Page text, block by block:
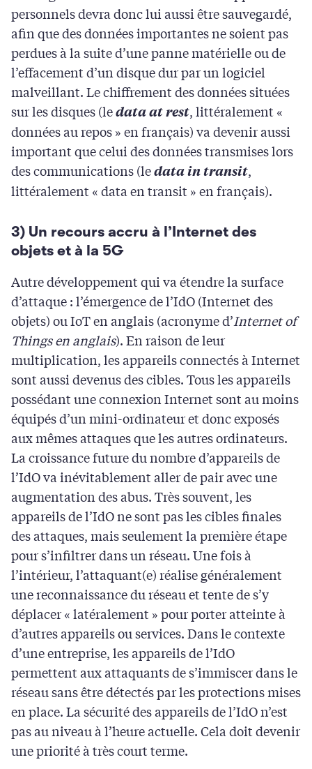
personnels devra donc lui aussi être sauvegardé,
afin que des données importantes ne soient pas
perdues à la suite d’une panne matérielle ou de
l’effacement d’un disque dur par un logiciel
malveillant. Le chiffrement des données situées
sur les disques (ledata at rest, littéralement «
données au repos » en français) va devenir aussi
important que celui des données transmises lors
des communications (ledata in transit,
littéralement « data en transit » en français).
3) Un recours accru à l’Internet des
objets et à la 5G
Autre développement qui va étendre la surface
d’attaque : l’émergence de l’IdO (Internet des
objets) ou IoT en anglais (acronyme d’Internet of
Things en anglais). En raison de leur
multiplication, les appareils connectés à Internet
sont aussi devenus des cibles. Tous les appareils
possédant une connexion Internet sont au moins
équipés d’un mini-ordinateur et donc exposés
aux mêmes attaques que les autres ordinateurs.
La croissance future du nombre d’appareils de
l’IdO va inévitablement aller de pair avec une
augmentation des abus. Très souvent, les
appareils de l’IdO ne sont pas les cibles finales
des attaques, mais seulement la première étape
pour s’infiltrer dans un réseau. Une fois à
l’intérieur, l’attaquant(e) réalise généralement
une reconnaissance du réseau et tente de s’y
déplacer « latéralement » pour porter atteinte à
d’autres appareils ou services. Dans le contexte
d’une entreprise, les appareils de l’IdO
permettent aux attaquants de s’immiscer dans le
réseau sans être détectés par les protections mises
en place. La sécurité des appareils de l’IdO n’est
pas au niveau à l’heure actuelle. Cela doit devenir
une priorité à très court terme.